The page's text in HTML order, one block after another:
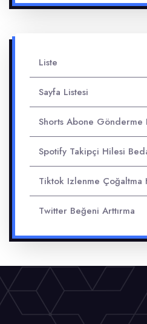
Liste
Sayfa Listesi
Shorts Abone Gönderme
Spotify Takipçi Hilesi
Tiktok Izlenme Çoğaltma
Twitter Beğeni Arttırma